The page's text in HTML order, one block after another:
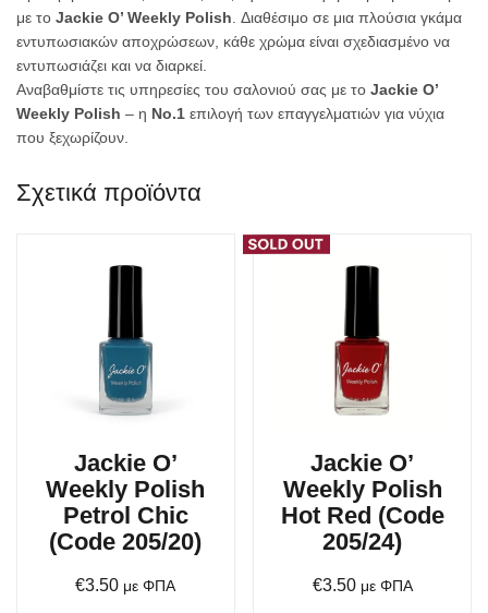
με το Jackie O’ Weekly Polish . Διαθέσιμο σε μια πλούσια γκάμα
εντυπωσιακών αποχρώσεων, κάθε χρώμα είναι σχεδιασμένο να
εντυπωσιάζει και να διαρκεί.
Αναβαθμίστε τις υπηρεσίες του σαλονιού σας με το Jackie O’
Weekly Polish – η Νο.1 επιλογή των επαγγελματιών για νύχια
που ξεχωρίζουν.
Σχετικά προϊόντα
Jackie O’
Weekly Polish
Petrol Chic
(Code 205/20)
€3.50 με ΦΠΑ
Jackie O’
Weekly Polish
Hot Red (Code
205/24)
€3.50 με ΦΠΑ